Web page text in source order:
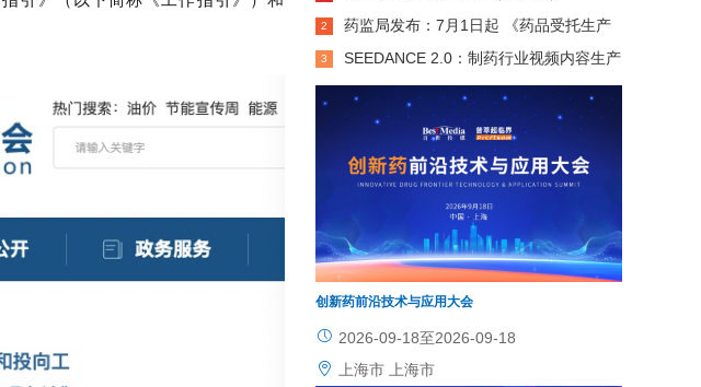
2
药监局发布：7月1日起 《药品受托生产
意见书》可线上办理！
3
SEEDANCE 2.0：制药行业视频内容生产
力革命，低成本・高效率・高质量・高精准全
创新药前沿技术与应用大会
2026-09-18至2026-09-18
上海市 上海市